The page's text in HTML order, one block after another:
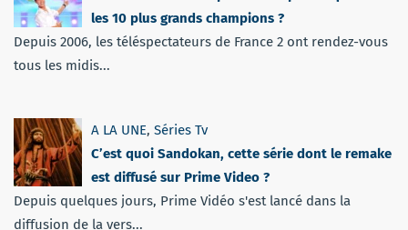
les 10 plus grands champions ?
Depuis 2006, les téléspectateurs de France 2 ont rendez-vous
tous les midis...
A LA UNE, Séries Tv
C’est quoi Sandokan, cette série dont le remake
est diffusé sur Prime Video ?
Depuis quelques jours, Prime Vidéo s'est lancé dans la
diffusion de la vers...